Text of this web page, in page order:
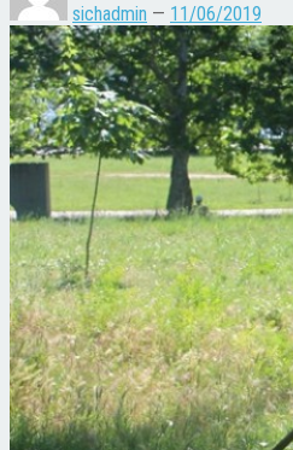
sichadmin — 11/06/2019